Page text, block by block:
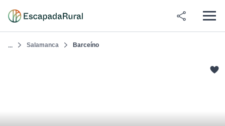
... Salamanca Barceíno